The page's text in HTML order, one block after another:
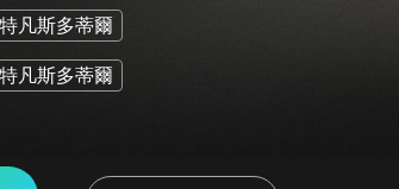
凡斯多蒂爾
凡斯多蒂爾